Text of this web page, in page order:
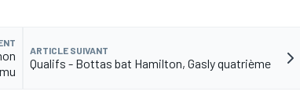
ARTICLE SUIVANT
Qualifs - Bottas bat Hamilton, Gasly quatrième